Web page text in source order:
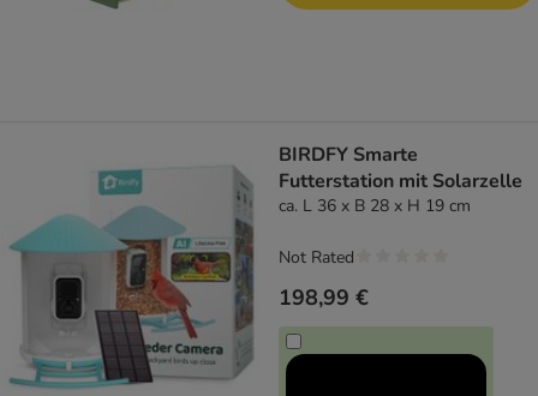
BIRDFY Smarte
Futterstation mit Solarzelle
ca. L 36 x B 28 x H 19 cm
198,99 €
Not Rated